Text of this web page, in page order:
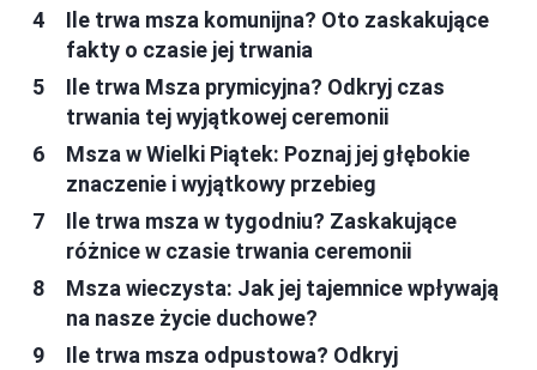
Ile trwa msza komunijna? Oto zaskakujące
fakty o czasie jej trwania
Ile trwa Msza prymicyjna? Odkryj czas
trwania tej wyjątkowej ceremonii
Msza w Wielki Piątek: Poznaj jej głębokie
znaczenie i wyjątkowy przebieg
Ile trwa msza w tygodniu? Zaskakujące
różnice w czasie trwania ceremonii
Msza wieczysta: Jak jej tajemnice wpływają
na nasze życie duchowe?
Ile trwa msza odpustowa? Odkryj